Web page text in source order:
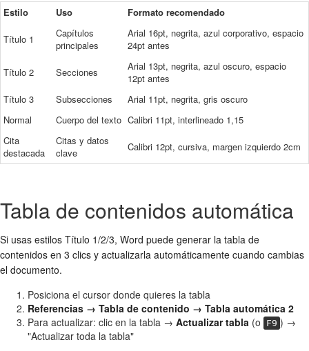
Estilo Uso Formato recomendado
Título 1
Capítulos
principales
Arial 16pt, negrita, azul corporativo, espacio
24pt antes
Título 2 Secciones
Arial 13pt, negrita, azul oscuro, espacio
12pt antes
Título 3
Subsecciones
Arial 11pt, negrita, gris oscuro
Normal
Cuerpo del texto Calibri 11pt, interlineado 1,15
Cita
destacada
Citas y datos
clave
Calibri 12pt, cursiva, margen izquierdo 2cm
Tabla de contenidos automática
Si usas estilos Título 1/2/3, Word puede generar la tabla de
contenidos en 3 clics y actualizarla automáticamente cuando cambias
el documento.
Posiciona el cursor donde quieres la tabla
Referencias → Tabla de contenido → Tabla automática 2
Para actualizar: clic en la tabla → Actualizar tabla (o F9 ) →
"Actualizar toda la tabla"